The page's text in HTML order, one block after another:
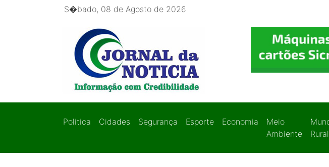
S�bado, 08 de Agosto de 2026
Politica Cidades Segurança Esporte Economia
Meio
Ambiente
Rural